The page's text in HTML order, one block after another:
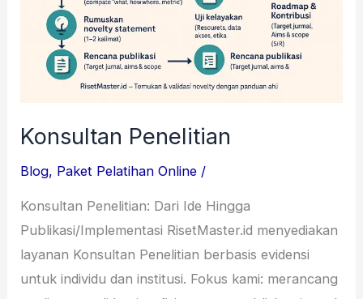
Konsultan Penelitian
Blog, Paket Pelatihan Online /
Konsultan Penelitian: Dari Ide Hingga
Publikasi/Implementasi RisetMaster.id menyediakan
layanan Konsultan Penelitian berbasis evidensi
untuk individu dan institusi. Fokus kami: merancang